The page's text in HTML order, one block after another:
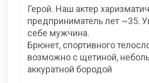
Герой. Наш актер
предприниматель лет ~35.
себе мужчина.
Брюнет, спортивного
возможно с щетиной,
аккуратной бородой